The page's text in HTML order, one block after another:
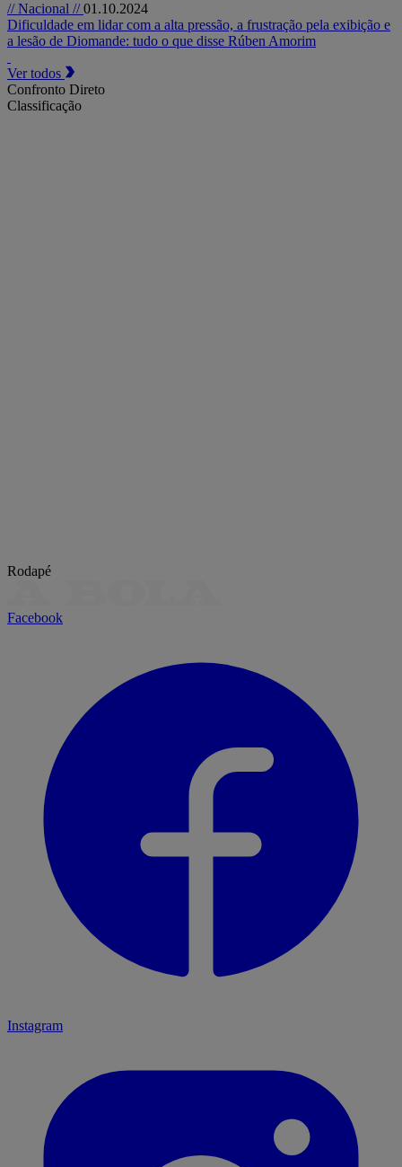
// Nacional //01.10.2024
Dificuldade em lidar com a alta pressão, a frustração pela exibição e
a lesão de Diomande: tudo o que disse Rúben Amorim
Ver todos
Confronto Direto
Classificação
Rodapé
Facebook
Instagram